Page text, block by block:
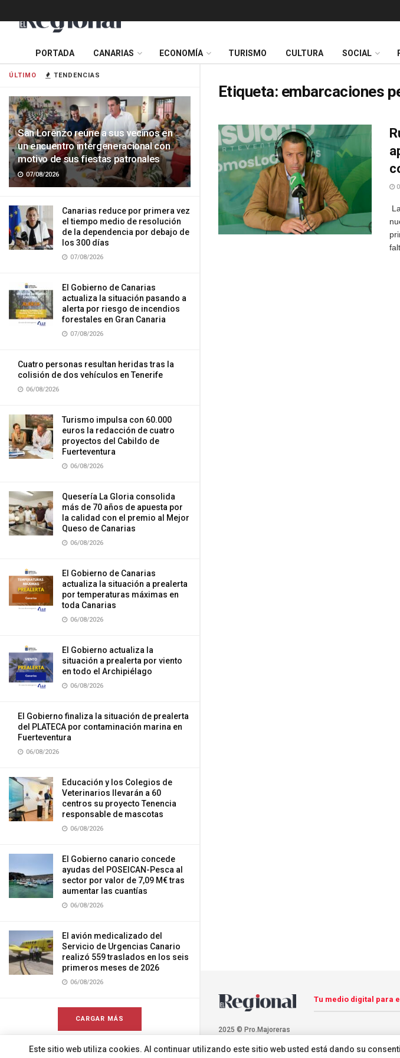
ÚLTIMO TENDENCIAS
San Lorenzo reúne a sus vecinos en
un encuentro intergeneracional con
motivo de sus fiestas patronales
07/08/2026
Canarias reduce por primera vez
el tiempo medio de resolución
de la dependencia por debajo de
los 300 días
07/08/2026
El Gobierno de Canarias
actualiza la situación pasando a
alerta por riesgo de incendios
forestales en Gran Canaria
07/08/2026
Cuatro personas resultan heridas tras la
colisión de dos vehículos en Tenerife
06/08/2026
Turismo impulsa con 60.000
euros la redacción de cuatro
proyectos del Cabildo de
Fuerteventura
06/08/2026
Quesería La Gloria consolida
más de 70 años de apuesta por
la calidad con el premio al Mejor
Queso de Canarias
06/08/2026
El Gobierno de Canarias
actualiza la situación a prealerta
por temperaturas máximas en
toda Canarias
06/08/2026
El Gobierno actualiza la
situación a prealerta por viento
en todo el Archipiélago
06/08/2026
El Gobierno finaliza la situación de prealerta
del PLATECA por contaminación marina en
Fuerteventura
06/08/2026
Educación y los Colegios de
Veterinarios llevarán a 60
centros su proyecto Tenencia
responsable de mascotas
06/08/2026
El Gobierno canario concede
ayudas del POSEICAN-Pesca al
sector por valor de 7,09 M€ tras
aumentar las cuantías
06/08/2026
El avión medicalizado del
Servicio de Urgencias Canario
realizó 559 traslados en los seis
primeros meses de 2026
06/08/2026
CARGAR MÁS
PORTADA CANARIAS ECONOMÍA TURISMO CULTURA SOCIAL
Etiqueta: embarcaciones
2025 © Pro.Majoreras
Tu medio digital para
Este sitio web utiliza cookies. Al continuar utilizando este sitio web usted está dando su